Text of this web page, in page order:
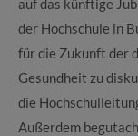
der Hochschule in
für die Zukunft der
Gesundheit zu
die
Außerdem